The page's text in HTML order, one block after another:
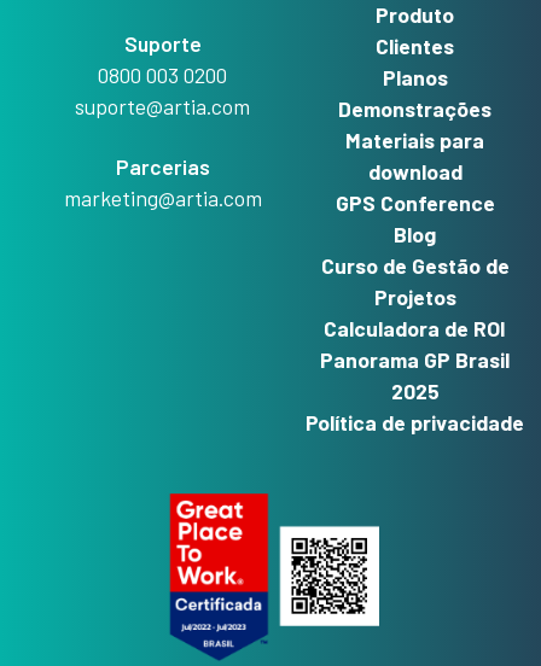
Suporte
0800 003 0200
suporte@artia.com
Parcerias
marketing@artia.com
Produto
Clientes
Planos
Demonstrações
Materiais para
download
GPS Conference
Blog
Curso de Gestão de
Projetos
Calculadora de ROI
Panorama GP Brasil
2025
Política de privacidade